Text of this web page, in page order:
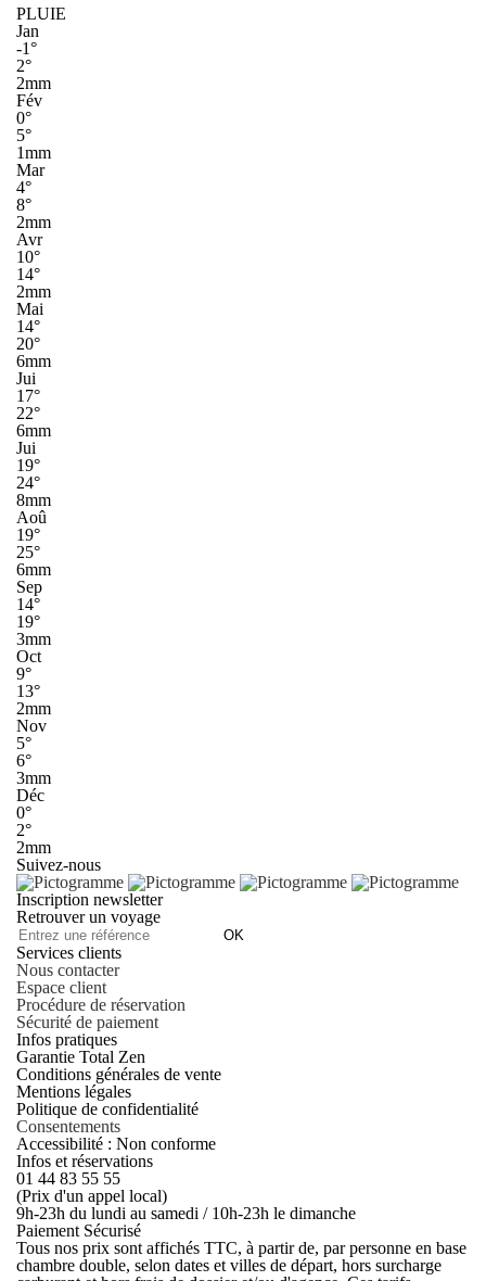
PLUIE
Jan
-1°
2°
2mm
Fév
0°
5°
1mm
Mar
4°
8°
2mm
Avr
10°
14°
2mm
Mai
14°
20°
6mm
Jui
17°
22°
6mm
Jui
19°
24°
8mm
Aoû
19°
25°
6mm
Sep
14°
19°
3mm
Oct
9°
13°
2mm
Nov
5°
6°
3mm
Déc
0°
2°
2mm
Suivez-nous
Inscription newsletter
Retrouver un voyage
OK
Services clients
Nous contacter
Espace client
Procédure de réservation
Sécurité de paiement
Infos pratiques
Garantie Total Zen
Conditions générales de vente
Mentions légales
Politique de confidentialité
Consentements
Accessibilité : Non conforme
Infos et réservations
01 44 83 55 55
(Prix d'un appel local)
9h-23h du lundi au samedi / 10h-23h le dimanche
Paiement Sécurisé
Tous nos prix sont affichés TTC, à partir de, par personne en base
chambre double, selon dates et villes de départ, hors surcharge